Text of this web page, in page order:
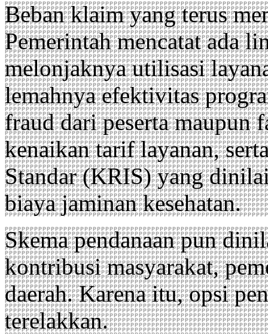
Beban klaim yang terus
Pemerintah mencatat ada
melonjaknya utilisasi
lemahnya efektivitas
fraud dari peserta maupun
kenaikan tarif layanan,
Standar (KRIS) yang
biaya jaminan kesehatan.
Skema pendanaan pun
kontribusi masyarakat,
daerah. Karena itu, opsi
terelakkan.